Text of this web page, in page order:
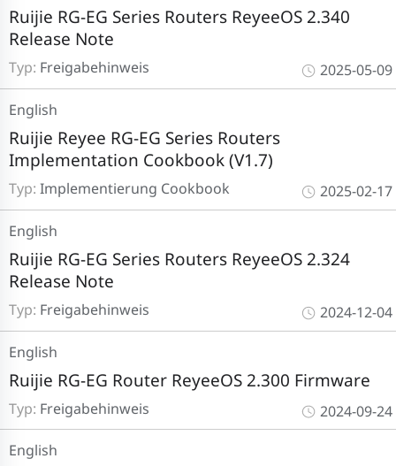
Typ: Freigabehinweis
Ruijie RG-EG Series Routers ReyeeOS 2.340
Release Note
2025-05-09
Typ: Implementierung Cookbook
Ruijie Reyee RG-EG Series Routers
Implementation Cookbook (V1.7)
English
2025-02-17
Typ: Freigabehinweis
Ruijie RG-EG Series Routers ReyeeOS 2.324
Release Note
English
2024-12-04
Typ: Freigabehinweis
Ruijie RG-EG Router ReyeeOS 2.300 Firmware
English
2024-09-24
English